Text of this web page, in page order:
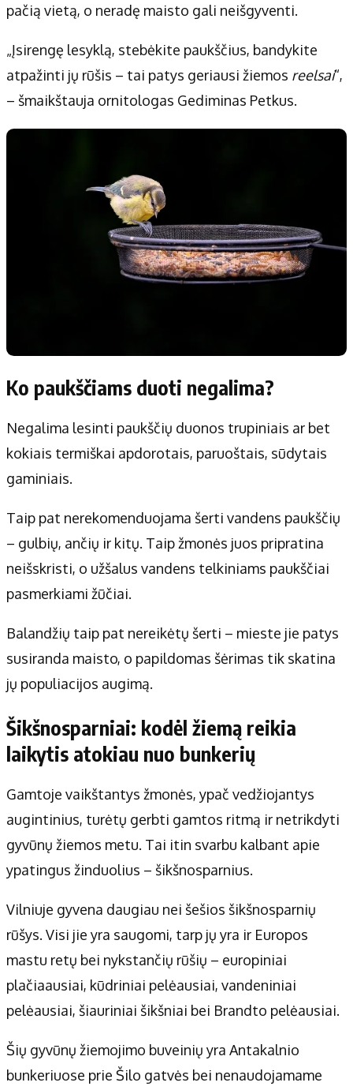
pačią vietą, o neradę maisto gali neišgyventi.
„Įsirengę lesyklą, stebėkite paukščius, bandykite
atpažinti jų rūšis – tai patys geriausi žiemos reelsai“,
– šmaikštauja ornitologas Gediminas Petkus.
Ko paukščiams duoti negalima?
Negalima lesinti paukščių duonos trupiniais ar bet
kokiais termiškai apdorotais, paruoštais, sūdytais
gaminiais.
Taip pat nerekomenduojama šerti vandens paukščių
– gulbių, ančių ir kitų. Taip žmonės juos pripratina
neišskristi, o užšalus vandens telkiniams paukščiai
pasmerkiami žūčiai.
Balandžių taip pat nereikėtų šerti – mieste jie patys
susiranda maisto, o papildomas šėrimas tik skatina
jų populiacijos augimą.
Šikšnosparniai: kodėl žiemą reikia
laikytis atokiau nuo bunkerių
Gamtoje vaikštantys žmonės, ypač vedžiojantys
augintinius, turėtų gerbti gamtos ritmą ir netrikdyti
gyvūnų žiemos metu. Tai itin svarbu kalbant apie
ypatingus žinduolius – šikšnosparnius.
Vilniuje gyvena daugiau nei šešios šikšnosparnių
rūšys. Visi jie yra saugomi, tarp jų yra ir Europos
mastu retų bei nykstančių rūšių – europiniai
plačiaausiai, kūdriniai pelėausiai, vandeniniai
pelėausiai, šiauriniai šikšniai bei Brandto pelėausiai.
Šių gyvūnų žiemojimo buveinių yra Antakalnio
bunkeriuose prie Šilo gatvės bei nenaudojamame